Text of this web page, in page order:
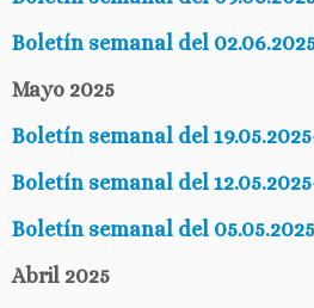
Boletín semanal del
Mayo 2025
Boletín semanal del
Boletín semanal del
Boletín semanal del
Abril 2025